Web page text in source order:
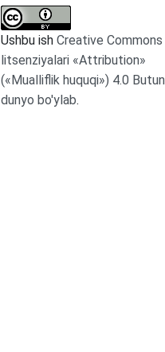
Ushbu ish Creative Commons
litsenziyalari «Attribution»
(«Mualliflik huquqi») 4.0 Butun
dunyo bo'ylab.